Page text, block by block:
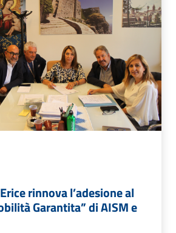
rinnova l’adesione al
Garantita” di AISM e